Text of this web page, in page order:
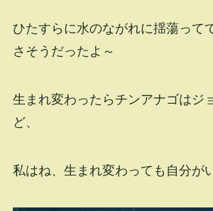
ひたすらに水のながれに揺蕩って
さそうだったよ～
生まれ変わったらチンアナゴはジ
ど、
私はね、生まれ変わっても自分が